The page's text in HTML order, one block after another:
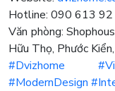
Hotline: 090 613
Văn phòng:
Hữu Thọ, Phước
#Dvizhome
#ModernDesign